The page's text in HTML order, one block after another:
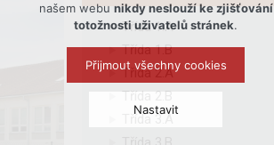
Třída 1.A
Třída 1.B
Třída 2.A
Třída 2.B
Třída 3.A
našem webu nikdy neslouží ke zjišťování
totožnosti uživatelů stránek.
Přijmout všechny cookies
Nastavit